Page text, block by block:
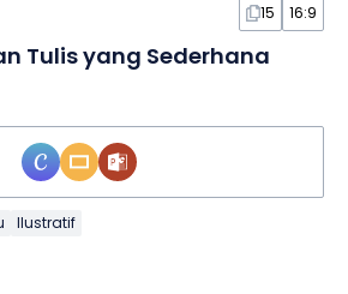
15 16:9
Tulis yang Sederhana
Ilustratif